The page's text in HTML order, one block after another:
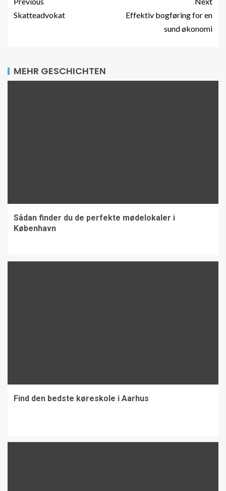
Skatteadvokat
Effektiv bogføring for en
sund økonomi
MEHR GESCHICHTEN
Sådan finder du de perfekte mødelokaler i
København
Find den bedste køreskole i Aarhus